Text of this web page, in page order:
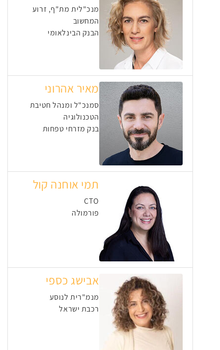
מנכ"לית מת"ף, זרוע
המחשוב
הבנק הבינלאומי
מאיר אהרוני
סמנכ"ל ומנהל חטיבת
הטכנולוגיה
בנק מזרחי טפחות
תמי אוחנה קול
CTO
פורמולה
אבישג כספי
מנמ"רית לנוסע
רכבת ישראל